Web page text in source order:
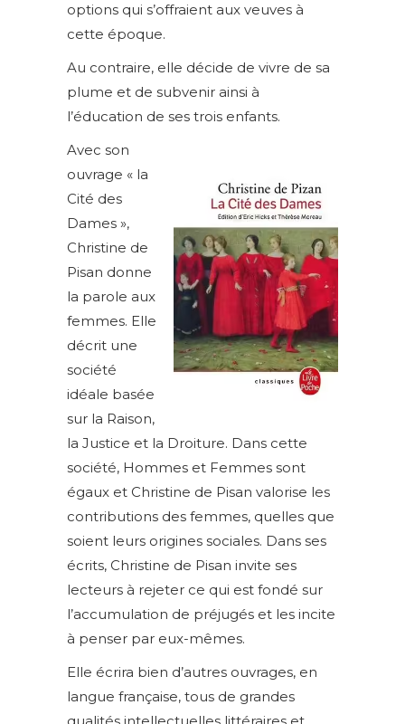
options qui s’offraient aux veuves à
cette époque.
Au contraire, elle décide de vivre de sa
plume et de subvenir ainsi à
l’éducation de ses trois enfants.
Avec son
ouvrage « la
Cité des
Dames »,
Christine de
Pisan donne
la parole aux
femmes. Elle
décrit une
société
idéale basée
sur la Raison,
la Justice et la Droiture. Dans cette
société, Hommes et Femmes sont
égaux et Christine de Pisan valorise les
contributions des femmes, quelles que
soient leurs origines sociales. Dans ses
écrits, Christine de Pisan invite ses
lecteurs à rejeter ce qui est fondé sur
l’accumulation de préjugés et les incite
à penser par eux-mêmes.
Elle écrira bien d’autres ouvrages, en
langue française, tous de grandes